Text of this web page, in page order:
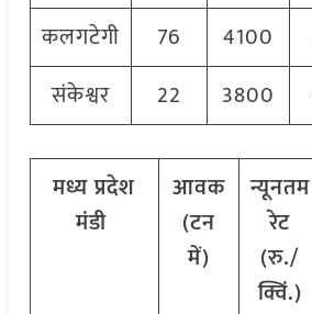
कलगटेगी 76 4100
संकेश्वर
22 3800
मध्य प्रदेश
मंडी
आवक
(टन
में)
न्यूनतम
रेट
(रु./
क्विं.)